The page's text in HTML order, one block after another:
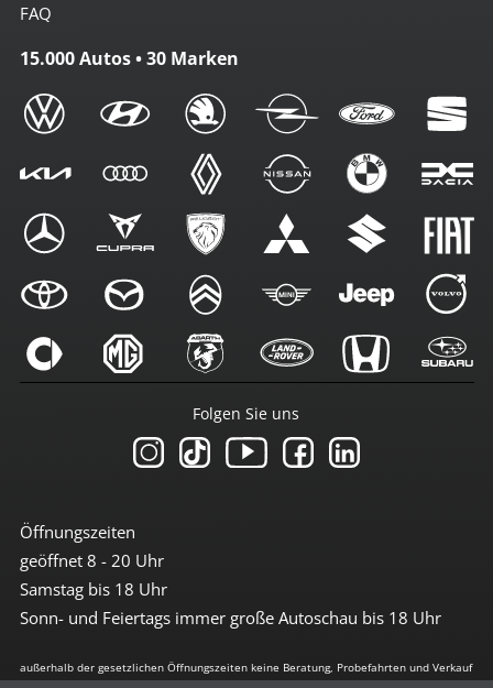
FAQ
15.000 Autos • 30 Marken
Öffnungszeiten
geöffnet 8 - 20 Uhr
Samstag bis 18 Uhr
Sonn- und Feiertags immer große Autoschau bis 18 Uhr
Folgen Sie uns
außerhalb der gesetzlichen Öffnungszeiten keine Beratung, Probefahrten und Verkauf